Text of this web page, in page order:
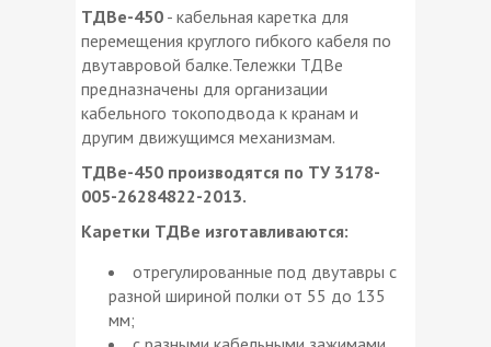
ТДВе-450 - кабельная каретка для
перемещения круглого гибкого кабеля по
двутавровой балке.Тележки ТДВе
предназначены для организации
кабельного токоподвода к кранам и
другим движущимся механизмам.
ТДВе-450 производятся по ТУ 3178-
005-26284822-2013.
Каретки ТДВе изготавливаются:
отрегулированные под двутавры с
разной шириной полки от 55 до 135
мм;